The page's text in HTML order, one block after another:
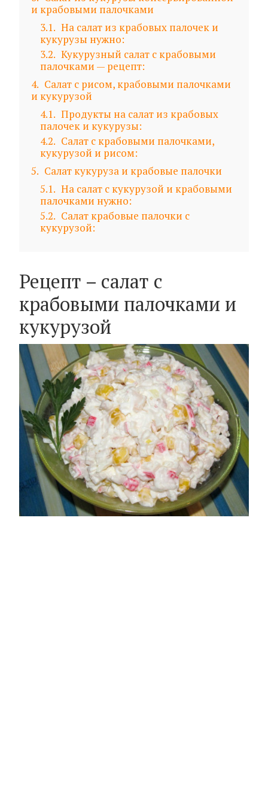
и крабовыми палочками
3.1
На салат из крабовых палочек и
кукурузы нужно:
3.2
Кукурузный салат с крабовыми
палочками — рецепт:
4
Салат с рисом, крабовыми палочками
и кукурузой
4.1
Продукты на салат из крабовых
палочек и кукурузы:
4.2
Салат с крабовыми палочками,
кукурузой и рисом:
5
Салат кукуруза и крабовые палочки
5.1
На салат с кукурузой и крабовыми
палочками нужно:
5.2
Салат крабовые палочки с
кукурузой:
Рецепт – салат с
крабовыми палочками и
кукурузой